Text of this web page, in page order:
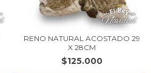
RENO NATURAL ACOSTADO 29
X 28CM
$125.000